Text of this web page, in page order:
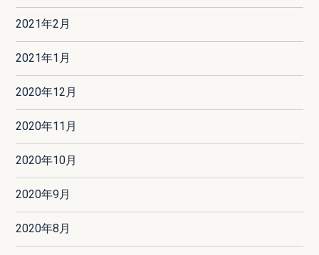
2021年2月
2021年1月
2020年12月
2020年11月
2020年10月
2020年9月
2020年8月